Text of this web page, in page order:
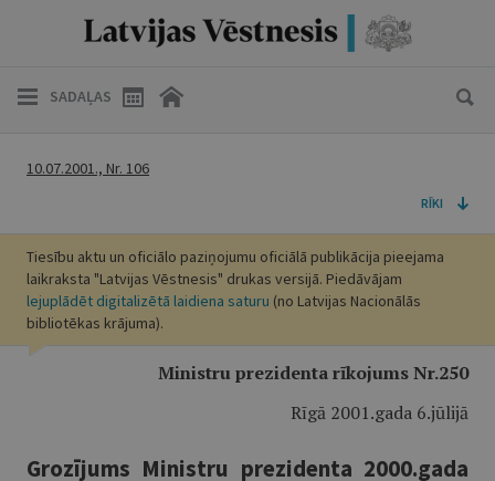
SADAĻAS
10.07.2001., Nr. 106
RĪKI
Tiesību aktu un oficiālo paziņojumu oficiālā publikācija pieejama
laikraksta "Latvijas Vēstnesis" drukas versijā. Piedāvājam
lejuplādēt digitalizētā laidiena saturu (no Latvijas Nacionālās
bibliotēkas krājuma).
Ministru prezidenta rīkojums Nr.250
Rīgā 2001.gada 6.jūlijā
Grozījums Ministru prezidenta 2000.gada